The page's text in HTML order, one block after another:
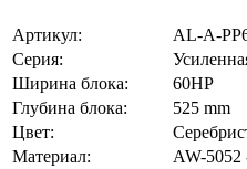
Артикул:
AL-A-
Серия:
Ширина блока:
60HP
Глубина блока:
525 mm
Цвет:
Материал:
AW-5052